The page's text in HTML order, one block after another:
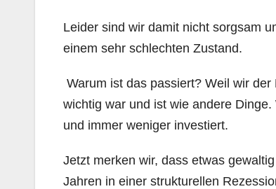
Leider sind wir damit nicht sorgsam
einem sehr schlechten Zustand.
Warum ist das passiert? Weil wir
wichtig war und ist wie andere
und immer weniger investiert.
Jetzt merken wir, dass etwas
Jahren in einer strukturellen